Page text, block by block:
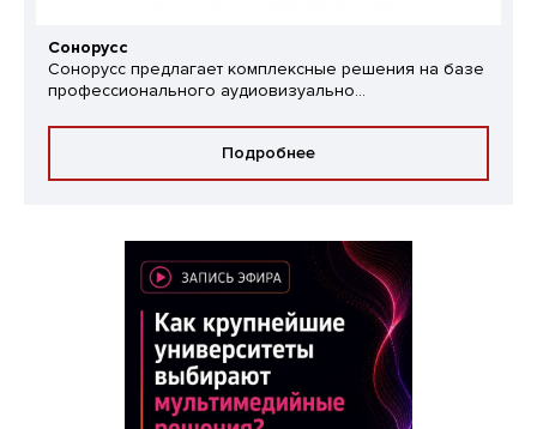
Сонорусс
Сонорусс предлагает комплексные решения на базе
профессионального аудиовизуально...
Подробнее